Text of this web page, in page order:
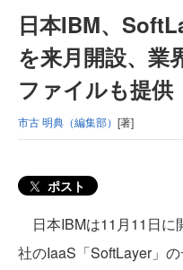
日本IBM、
を来月開設、業
ファイルも提供
市古 明典（編集部） [著]
ポスト
日本IBMは11月11日に
社のIaaS「SoftLayer」